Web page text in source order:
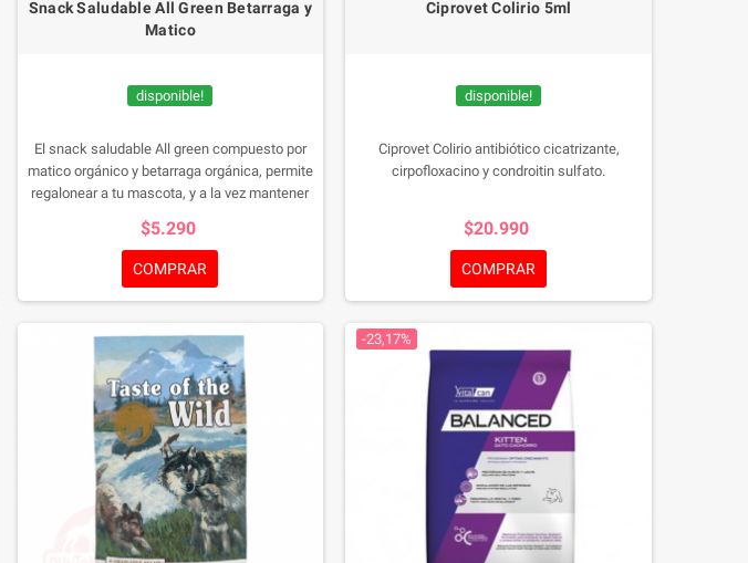
Snack Saludable All Green Betarraga y
Matico
disponible!
El snack saludable All green compuesto por
matico orgánico y betarraga orgánica, permite
regalonear a tu mascota, y a la vez mantener
ayuda a la limpieza dental.
$5.290
COMPRAR
Ciprovet Colirio 5ml
disponible!
Ciprovet Colirio antibiótico cicatrizante,
cirpofloxacino y condroitin sulfato.
$20.990
COMPRAR
-23,17%